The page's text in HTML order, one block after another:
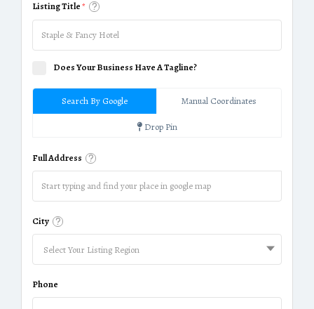
Listing Title *
Does Your Business Have A Tagline?
Search By Google Manual Coordinates
Drop Pin
Full Address
City
Select Your Listing Region
Phone